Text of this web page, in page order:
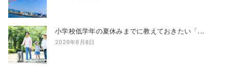
小学校低学年の夏休みまでに教えておきたい「...
2026年6月8日